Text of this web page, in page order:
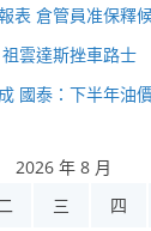
表 倉管員准保釋
雲達斯挫車路士
國泰：下半年油
2026 年 8 月
三 四